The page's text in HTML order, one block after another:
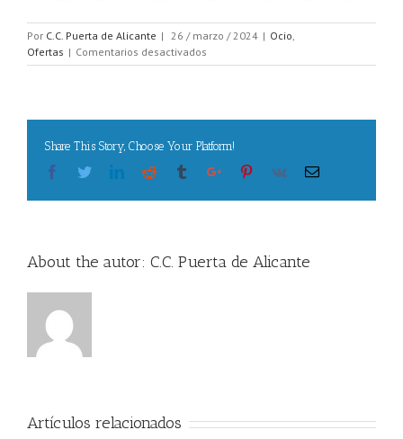
Por C.C. Puerta de Alicante | 26 / marzo / 2024 | Ocio,
Ofertas | Comentarios desactivados
Cumpleaños
Share This Story, Choose Your Platform!
FacebookTwitterLinkedinReddit TumblrGoogle+Pinterest
Vk Email
About the autor: C.C. Puerta de Alicante
Artículos relacionados